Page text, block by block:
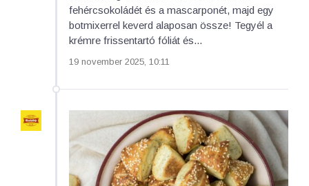
fehércsokoládét és a mascarponét, majd egy
botmixerrel keverd alaposan össze! Tegyél a
krémre frissentartó fóliát és...
19 november 2025, 10:11